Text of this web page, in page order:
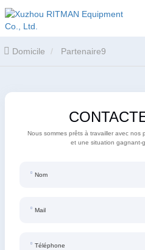
Domicile Partenaire9
Nous sommes prêts à travailler avec
et une situation gagnant-
Nom
Mail
Téléphone